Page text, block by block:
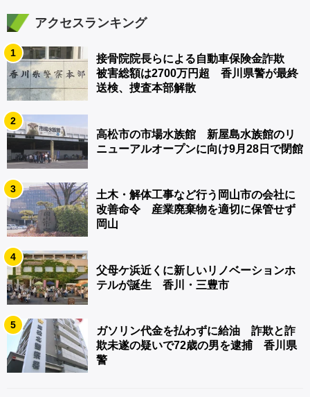
アクセスランキング
1
接骨院院長らによる自動車保険金詐欺
被害総額は2700万円超 香川県警が最終
送検、捜査本部解散
2
高松市の市場水族館 新屋島水族館のリ
ニューアルオープンに向け9月28日で閉館
3
土木・解体工事など行う岡山市の会社に
改善命令 産業廃棄物を適切に保管せず
岡山
4
父母ケ浜近くに新しいリノベーションホ
テルが誕生 香川・三豊市
5
ガソリン代金を払わずに給油 詐欺と詐
欺未遂の疑いで72歳の男を逮捕 香川県
警